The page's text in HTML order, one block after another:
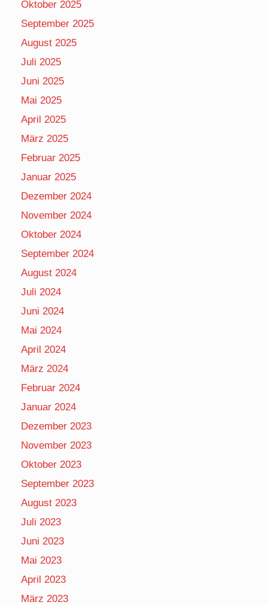
Oktober 2025
September 2025
August 2025
Juli 2025
Juni 2025
Mai 2025
April 2025
März 2025
Februar 2025
Januar 2025
Dezember 2024
November 2024
Oktober 2024
September 2024
August 2024
Juli 2024
Juni 2024
Mai 2024
April 2024
März 2024
Februar 2024
Januar 2024
Dezember 2023
November 2023
Oktober 2023
September 2023
August 2023
Juli 2023
Juni 2023
Mai 2023
April 2023
März 2023